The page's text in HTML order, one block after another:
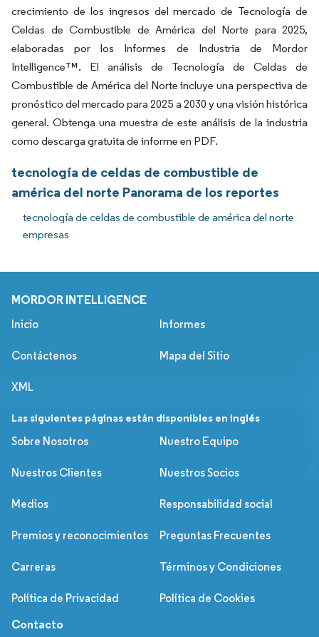
crecimiento de los ingresos del mercado de Tecnología de
Celdas de Combustible de América del Norte para 2025,
elaboradas por los Informes de Industria de Mordor
Intelligence™. El análisis de Tecnología de Celdas de
Combustible de América del Norte incluye una perspectiva de
pronóstico del mercado para 2025 a 2030 y una visión histórica
general. Obtenga una muestra de este análisis de la industria
como descarga gratuita de informe en PDF.
tecnología de celdas de combustible de
américa del norte Panorama de los reportes
tecnología de celdas de combustible de américa del norte
empresas
MORDOR INTELLIGENCE
Inicio Informes
Contáctenos Mapa del Sitio
XML
Las siguientes páginas están disponibles en inglés
Sobre Nosotros
Nuestro Equipo
Nuestros Clientes Nuestros Socios
Medios Responsabilidad social
Premios y reconocimientos Preguntas Frecuentes
Carreras Términos y Condiciones
Política de Privacidad Política de Cookies
Contacto